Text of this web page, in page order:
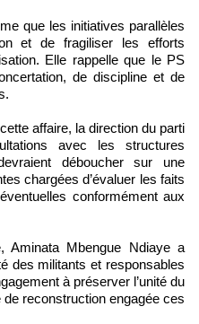
que les initiatives parallèles
et de fragiliser les efforts
Elle rappelle que le PS
de discipline et de
affaire, la direction du parti
avec les structures
déboucher sur une
chargées d’évaluer les faits
conformément aux
Aminata Mbengue Ndiaye a
des militants et responsables
à préserver l’unité du
reconstruction engagée ces